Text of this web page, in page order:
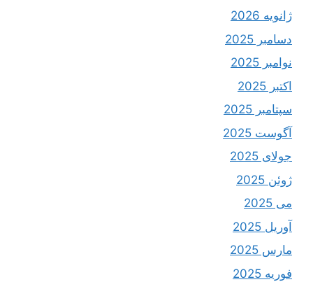
ژانویه 2026
دسامبر 2025
نوامبر 2025
اکتبر 2025
سپتامبر 2025
آگوست 2025
جولای 2025
ژوئن 2025
می 2025
آوریل 2025
مارس 2025
فوریه 2025